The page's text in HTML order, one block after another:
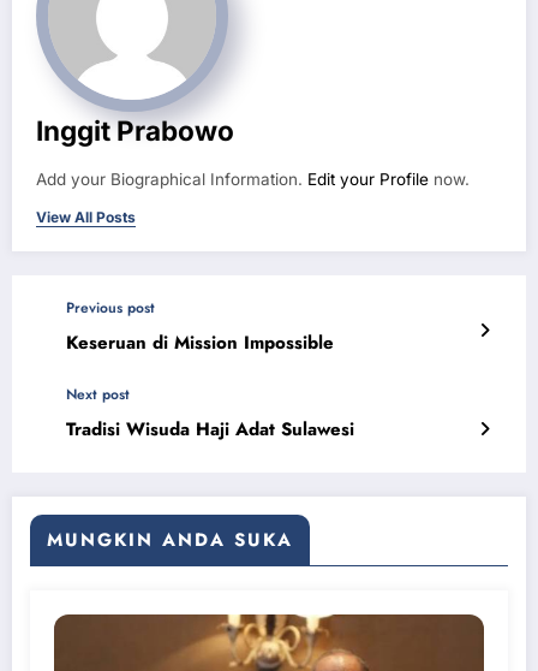
Inggit Prabowo
Add your Biographical Information. Edit your Profile now.
View All Posts
Previous post
Keseruan di Mission Impossible
Next post
Tradisi Wisuda Haji Adat Sulawesi
MUNGKIN ANDA SUKA